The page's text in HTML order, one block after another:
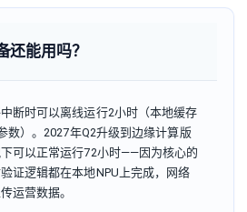
还能用吗？
断时可以离线运行2小时（本地缓存
数）。2027年Q2升级到边缘计算版
可以正常运行72小时——因为核心的
证逻辑都在本地NPU上完成，网络
运营数据。